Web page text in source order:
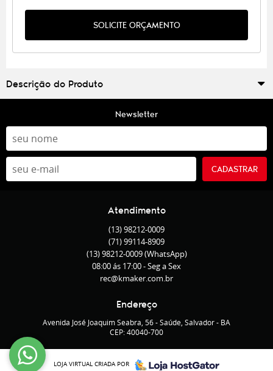
SOLICITE ORÇAMENTO
Descrição do Produto
Newsletter
CADASTRAR
Atendimento
(13)98212-0009
(71)99114-8909
(13)98212-0009(WhatsApp)
08:00 ás 17:00 - Seg a Sex
rec@kmaker.com.br
Endereço
Avenida José Joaquim Seabra, 56-Saúde, Salvador- BA
CEP: 40040-700
LOJA VIRTUAL CRIADA POR